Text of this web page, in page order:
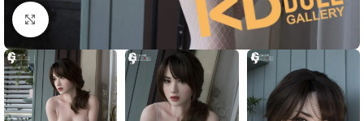
Click to enlarge